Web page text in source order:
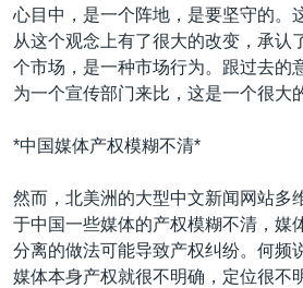
心目中，是一个阵地，是要坚守的。
从这个观念上有了很大的改变，承认
个市场，是一种市场行为。跟过去的
为一个宣传部门来比，这是一个很大
*中国媒体产权模糊不清*
然而，北美洲的大型中文新闻网站多
于中国一些媒体的产权模糊不清，媒
分离的做法可能导致产权纠纷。何频
媒体本身产权就很不明确，定位很不